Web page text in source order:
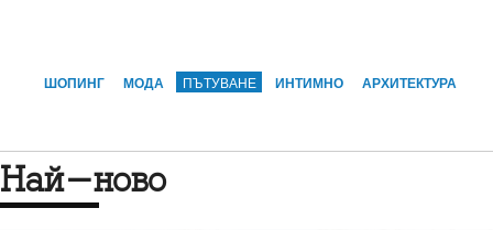
ШОПИНГ МОДА ПЪТУВАНЕ ИНТИМНО АРХИТЕКТУРА
Най-ново